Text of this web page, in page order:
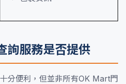
詢服務是否提供
分便利，但並非所有OK Mart門